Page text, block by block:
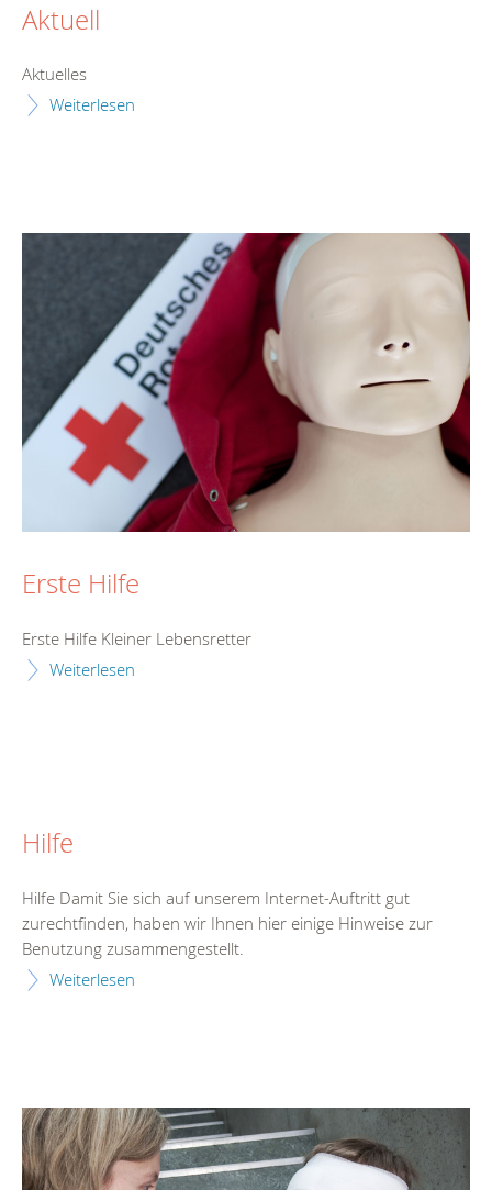
Aktuell
Aktuelles
Weiterlesen
Erste Hilfe
Erste Hilfe Kleiner Lebensretter
Weiterlesen
Hilfe
Hilfe Damit Sie sich auf unserem Internet-Auftritt gut
zurechtfinden, haben wir Ihnen hier einige Hinweise zur
Benutzung zusammengestellt.
Weiterlesen